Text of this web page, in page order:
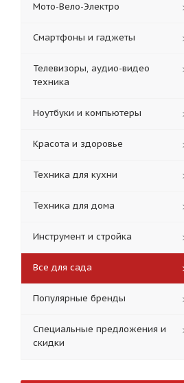
Мото-Вело-Электро
Смартфоны и гаджеты
Телевизоры, аудио-видео
техника
Ноутбуки и компьютеры
Красота и здоровье
Техника для кухни
Техника для дома
Инструмент и стройка
Все для сада
Популярные бренды
Специальные предложения и
скидки